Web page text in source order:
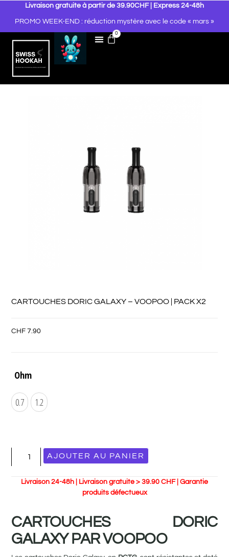
Livraison gratuite à partir de 39.90CHF | Express 24-48h
PROMO WEEK-END : réduction mystère avec le code « mars »
0
CARTOUCHES DORIC GALAXY – VOOPOO | PACK X2
CHF 7.90
Ohm
0.7 1.2
AJOUTER AU PANIER
Livraison 24-48h | Livraison gratuite > 39.90 CHF | Garantie
produits défectueux
CARTOUCHES DORIC
GALAXY PAR VOOPOO